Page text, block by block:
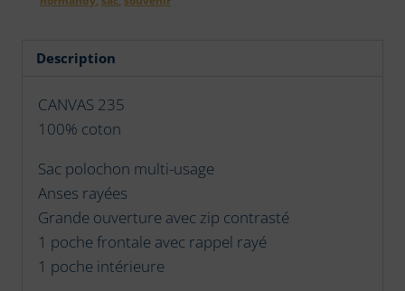
Description
CANVAS 235
100% coton
Sac polochon multi-usage
Anses rayées
Grande ouverture avec zip contrasté
1 poche frontale avec rappel rayé
1 poche intérieure